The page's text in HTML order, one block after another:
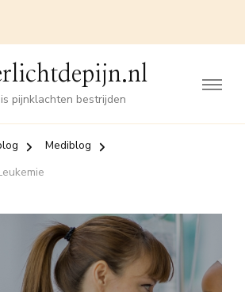
pijnklachten bestrijden
Mediblog